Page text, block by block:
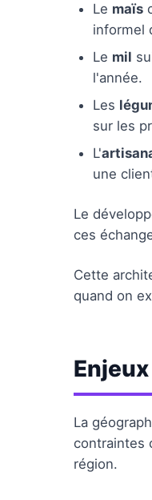
Le maïs
informel
Le mil
l'année.
Les
sur les
L'
une
Le
ces
Cette
quand on
La
contraintes
région.